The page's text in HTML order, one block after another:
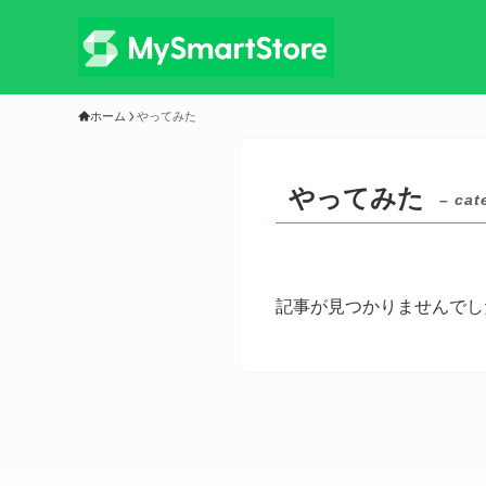
ホーム やってみた
やってみた –
記事が見つかりませんでし